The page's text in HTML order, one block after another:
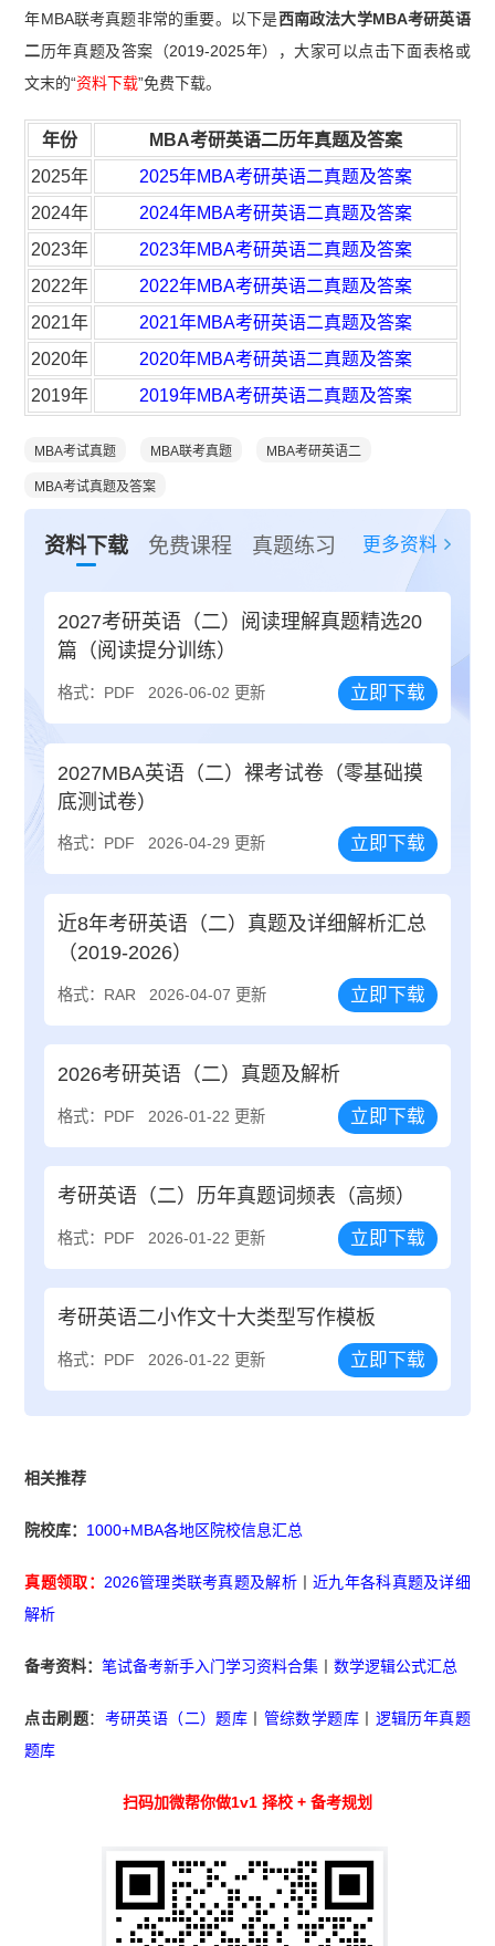
年MBA联考真题非常的重要。以下是西南政法大学MBA考研英语
二历年真题及答案（2019-2025年），大家可以点击下面表格或
文末的“资料下载”免费下载。
年份
MBA考研英语二历年真题及答案
2025年
2025年MBA考研英语二真题及答案
2024年
2024年MBA考研英语二真题及答案
2023年
2023年MBA考研英语二真题及答案
2022年
2022年MBA考研英语二真题及答案
2021年
2021年MBA考研英语二真题及答案
2020年
2020年MBA考研英语二真题及答案
2019年
2019年MBA考研英语二真题及答案
MBA考试真题 MBA联考真题 MBA考研英语二
MBA考试真题及答案
资料下载 免费课程 真题练习 更多资料
2027考研英语（二）阅读理解真题精选20
篇（阅读提分训练）
格式：PDF 2026-06-02 更新 立即下载
2027MBA英语（二）裸考试卷（零基础摸
底测试卷）
格式：PDF 2026-04-29 更新 立即下载
近8年考研英语（二）真题及详细解析汇总
（2019-2026）
格式：RAR 2026-04-07 更新 立即下载
2026考研英语（二）真题及解析
格式：PDF 2026-01-22 更新 立即下载
考研英语（二）历年真题词频表（高频）
格式：PDF 2026-01-22 更新 立即下载
考研英语二小作文十大类型写作模板
格式：PDF 2026-01-22 更新 立即下载
相关推荐
院校库： 1000+MBA各地区院校信息汇总
真题领取： 2026管理类联考真题及解析丨近九年各科真题及详细
解析
备考资料：笔试备考新手入门学习资料合集 丨数学逻辑公式汇总
点击刷题： 考研英语（二）题库 管综数学题库
逻辑历年真题
题库
扫码加微帮你做1v1 择校 + 备考规划